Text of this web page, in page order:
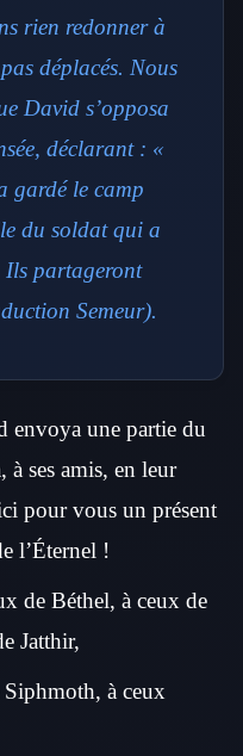
rien redonner à
déplacés. Nous
David s’opposa
déclarant : «
gardé le camp
du soldat qui a
partageront
Semeur).
envoya une partie du
à ses amis, en leur
pour vous un présent
l’Éternel !
de Béthel, à ceux de
Jatthir,
Siphmoth, à ceux